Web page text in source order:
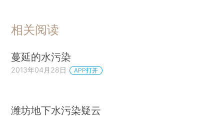
相关阅读
蔓延的水污染
2013年04月28日 APP打开
潍坊地下水污染疑云